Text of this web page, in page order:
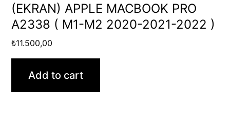
(EKRAN) APPLE MACBOOK PRO
A2338 ( M1-M2 2020-2021-2022 )
₺11.500,00
Add to cart